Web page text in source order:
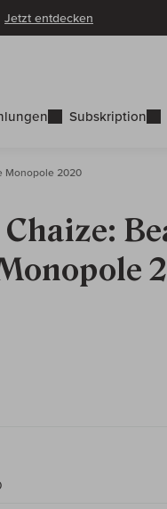
Jetzt entdecken
Subskription
Monopole 2020
Chaize: